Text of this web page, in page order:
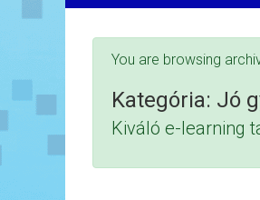
You are browsing
Kategória: Jó
Kiváló e-learning